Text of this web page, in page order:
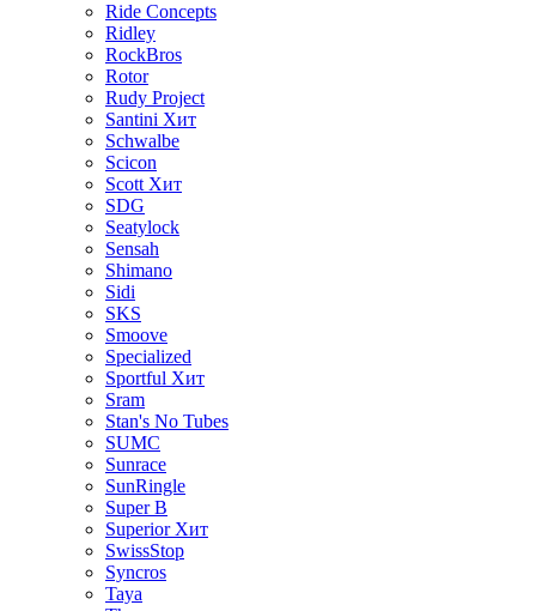
Ride Concepts
Ridley
RockBros
Rotor
Rudy Project
Santini Хит
Schwalbe
Scicon
Scott Хит
SDG
Seatylock
Sensah
Shimano
Sidi
SKS
Smoove
Specialized
Sportful Хит
Sram
Stan's No Tubes
SUMC
Sunrace
SunRingle
Super B
Superior Хит
SwissStop
Syncros
Taya